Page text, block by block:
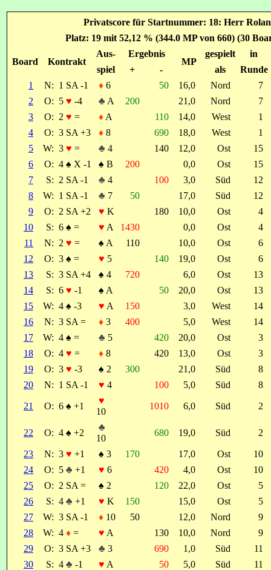
Privatscore für Startnummer: 18: Herr
Platz: 19 mit 52,12 % (344.0 MP von 660) (30
Board Kontrakt
Aus- Ergebnis
MP
gespielt
in
spiel
+ - als
Runde
1
N: 1 SA -1 ♦ 6 50 16,0 Nord
7
2
O: 5 ♥ -4 ♣ A 200 21,0 Nord
7
3
O: 2 ♥ = ♦ A 110 14,0 West
1
4
O: 3 SA +3 ♦ 8 690 18,0 West
1
5
W: 3 ♥ = ♣ 4 140 12,0 Ost
15
6
O: 4 ♠ X -1 ♠ B 200 0,0 Ost
15
7
S: 2 SA -1 ♣ 4 100 3,0 Süd
12
8
W: 1 SA -1 ♣ 7 50 17,0 Süd
12
9
O: 2 SA +2 ♥ K 180 10,0 Ost
4
10
S: 6 ♠ = ♥ A 1430 0,0 Ost
4
11
N: 2 ♥ = ♠ A 110 10,0 Ost
6
12
O: 3 ♠ = ♥ 5 140 19,0 Ost
6
13
S: 3 SA +4 ♠ 4 720 6,0 Ost
13
14
S: 6 ♥ -1 ♠ A 50 20,0 Ost
13
15
W: 4 ♠ -3 ♥ A 150 3,0 West
14
16
N: 3 SA = ♦ 3 400 5,0 West
14
17
W: 4 ♠ = ♣ 5 420 20,0 Ost
3
18
O: 4 ♥ = ♦ 8 420 13,0 Ost
3
19
O: 3 ♥ -3 ♠ 2 300 21,0 Süd
8
20
N: 1 SA -1 ♥ 4 100 5,0 Süd 8
21 O: 6 ♠ +1
♥
10
1010 6,0 Süd 2
22 O: 4 ♠ +2
♣
10
680 19,0 Süd 2
23 N: 3 ♥ +1 ♠ 3 170 17,0 Ost
10
24
O: 5 ♣ +1 ♥ 6 420 4,0 Ost
10
25
O: 2 SA = ♠ 2 120 22,0 Ost
5
26
S: 4 ♣ +1 ♥ K 150 15,0 Ost
5
27
W: 3 SA -1 ♦ 10 50 12,0 Nord
9
28
W: 4 ♦ = ♥ A 130 10,0 Nord
9
29
O: 3 SA +3 ♣ 3 690 1,0 Süd
11
30
S: 4 ♣ -1 ♥ A 50 5,0 Süd
11